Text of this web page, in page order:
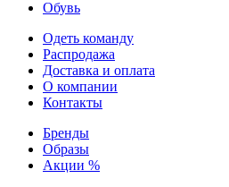
Обувь
Одеть команду
Распродажа
Доставка и оплата
О компании
Контакты
Бренды
Образы
Акции %